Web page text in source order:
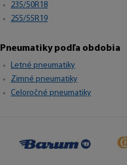
235/50R18
255/55R19
Pneumatiky podľa obdobia
Letné pneumatiky
Zimné pneumatiky
Celoročné pneumatiky